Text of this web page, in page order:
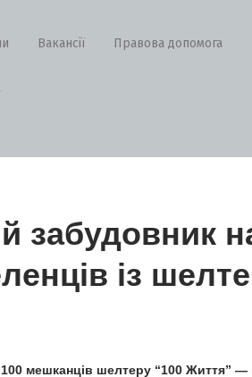
Вакансії Правова допомога
забудовник
із
мешканців шелтеру “100 Життя”